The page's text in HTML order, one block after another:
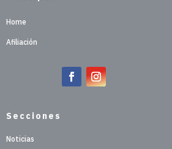
Home
Afiliación
Secciones
Noticias